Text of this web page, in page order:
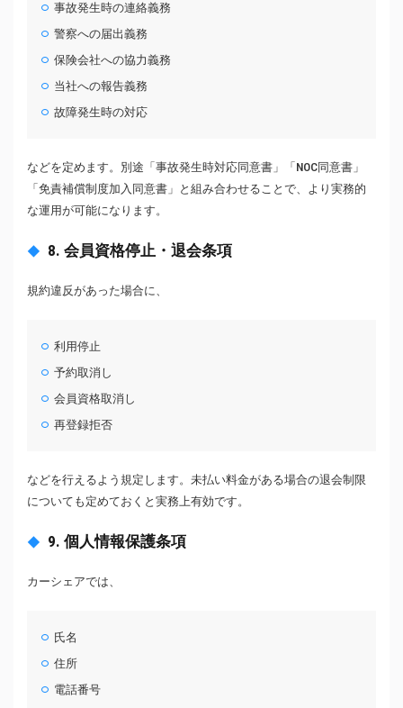
事故発生時の連絡義務
警察への届出義務
保険会社への協力義務
当社への報告義務
故障発生時の対応
などを定めます。別途「事故発生時対応同意書」「NOC同意書」
「免責補償制度加入同意書」と組み合わせることで、より実務的
な運用が可能になります。
8. 会員資格停止・退会条項
規約違反があった場合に、
利用停止
予約取消し
会員資格取消し
再登録拒否
などを行えるよう規定します。未払い料金がある場合の退会制限
についても定めておくと実務上有効です。
9. 個人情報保護条項
カーシェアでは、
氏名
住所
電話番号